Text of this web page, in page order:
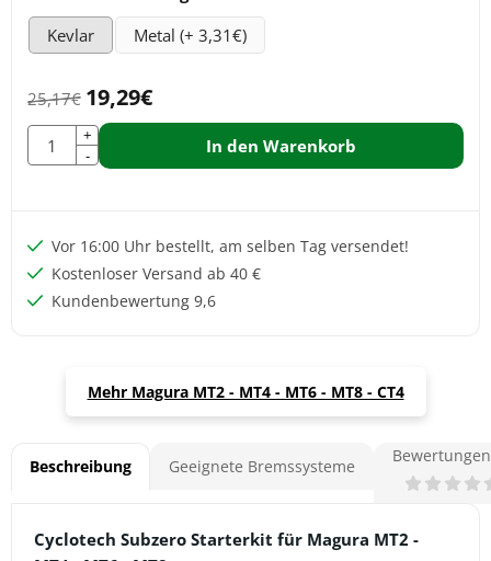
Kevlar
Metal (+ 3,31€)
25,17€ 19,29€
Anzahl
+
-
In den Warenkorb
Vor 16:00 Uhr bestellt, am selben Tag versendet!
Kostenloser Versand ab 40 €
Kundenbewertung 9,6
Mehr Magura MT2 - MT4 - MT6 - MT8 - CT4
Beschreibung Geeignete Bremssysteme
Cyclotech Subzero Starterkit für Magura MT2 -